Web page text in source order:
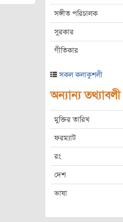
সঙ্গীত পরিচালক
সুরকার
গীতিকার
সকল কলাকুশলী
অন্যান্য তথ্যাবলী
মুক্তির তারিখ
ফরম্যাট
রং
দেশ
ভাষা